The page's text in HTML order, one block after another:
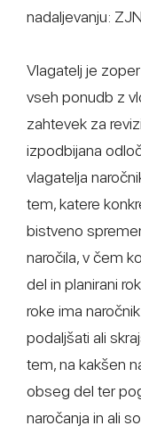
nadaljevanju:
Vlagatelj je
vseh ponudb z
zahtevek za
izpodbijana
vlagatelja
tem, katere
bistveno
naročila, v čem
del in planirani
roke ima
podaljšati ali
tem, na kakšen
obseg del ter
naročanja in ali